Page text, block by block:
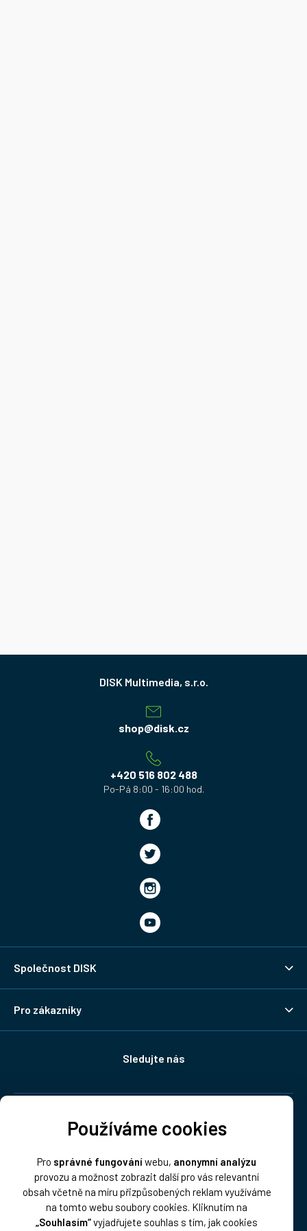
Používáme cookies
Pro správné fungováníwebu, anonymní analýzu
provozu a možnost zobrazit další pro vás relevantní
obsah včetně na míru přizpůsobených reklam využíváme
na tomto webu soubory cookies. Kliknutím na
„Souhlasím“vyjadřujete souhlas s tím, jak cookies
shop@disk.cz
+420 516 802 488
Společnost DISK
Pro zákazníky
Sledujte nás
Platba: